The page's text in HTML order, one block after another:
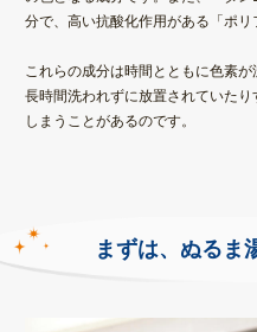
分で、高い抗酸化作用がある「ポリ
これらの成分は時間とともに色素が
長時間洗われずに放置されていたり
しまうことがあるのです。
まずは、ぬるま